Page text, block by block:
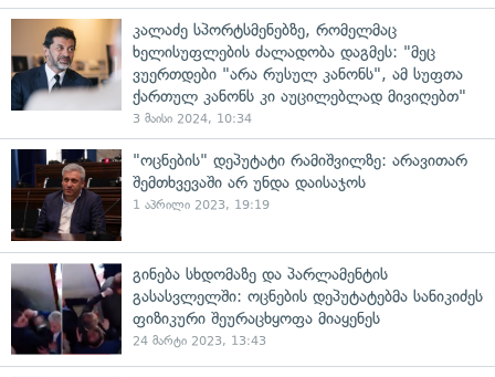
კალაძე სპორტსმენებზე, რომელმაც
ხელისუფლების ძალადობა დაგმეს: "მეც
ვუერთდები "არა რუსულ კანონს", ამ სუფთა
ქართულ კანონს კი აუცილებლად მივიღებთ"
3 მაისი 2024, 10:34
"ოცნების" დეპუტატი რამიშვილზე: არავითარ
შემთხვევაში არ უნდა დაისაჯოს
1 აპრილი 2023, 19:19
გინება სხდომაზე და პარლამენტის
გასასვლელში: ოცნების დეპუტატებმა სანიკიძეს
ფიზიკური შეურაცხყოფა მიაყენეს
24 მარტი 2023, 13:43